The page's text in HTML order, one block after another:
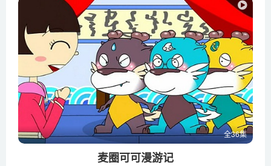
全36集
麦圈可可漫游记